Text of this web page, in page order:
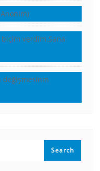
verdim.Sana
değişmesinin